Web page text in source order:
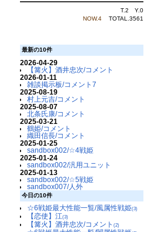
T.2 Y.0
NOW.4
TOTAL.3561
最新の10件
2026-04-29
【篝火】酒井忠次/コメント
2026-01-11
雑談掲示板/コメント7
2025-08-19
村上元吉/コメント
2025-08-07
北条氏康/コメント
2025-03-21
鶴姫/コメント
織田信長/コメント
2025-01-25
sandbox002/☆4戦姫
2025-01-24
sandbox002/汎用ユニット
2025-01-13
sandbox002/☆5戦姫
sandbox007/人外
今日の10件
☆6戦姫最大性能一覧/風属性戦姫(3)
【恋使】江(3)
【篝火】酒井忠次/コメント (2)